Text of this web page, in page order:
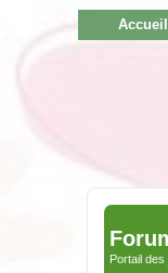
Accueil
Portail